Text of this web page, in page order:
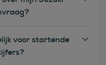
voor startende